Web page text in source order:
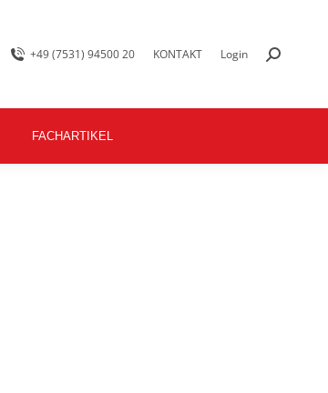
+49 (7531) 94500 20 KONTAKT Login
FACHARTIKEL